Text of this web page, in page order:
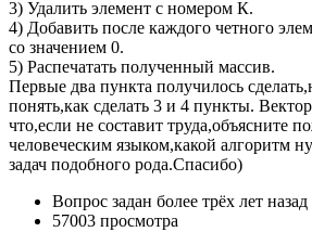
3) Удалить элемент с номером К.
4) Добавить после каждого четного
со значением 0.
5) Распечатать полученный массив.
Первые два пункта получилось
понять,как сделать 3 и 4 пункты.
что,если не составит труда,объясните
человеческим языком,какой алгоритм
задач подобного рода.Спасибо)
Вопрос задан более трёх лет назад
57003 просмотра